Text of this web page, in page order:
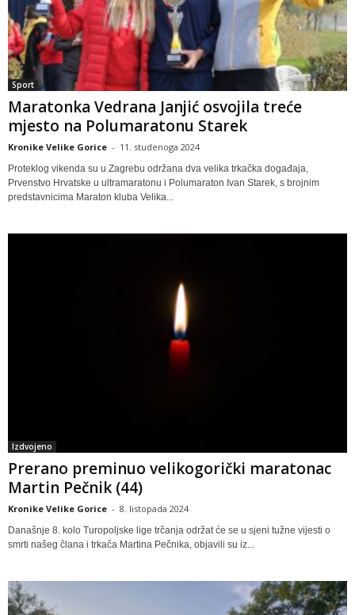
Sport
Maratonka Vedrana Janjić osvojila treće
mjesto na Polumaratonu Starek
Kronike Velike Gorice - 11. studenoga 2024
Proteklog vikenda su u Zagrebu održana dva velika trkačka događaja,
Prvenstvo Hrvatske u ultramaratonu i Polumaraton Ivan Starek, s brojnim
predstavnicima Maraton kluba Velika...
Izdvojeno
Prerano preminuo velikogorički maratonac
Martin Pečnik (44)
Kronike Velike Gorice - 8. listopada 2024
Današnje 8. kolo Turopoljske lige trčanja održat će se u sjeni tužne vijesti o
smrti našeg člana i trkača Martina Pečnika, objavili su iz...